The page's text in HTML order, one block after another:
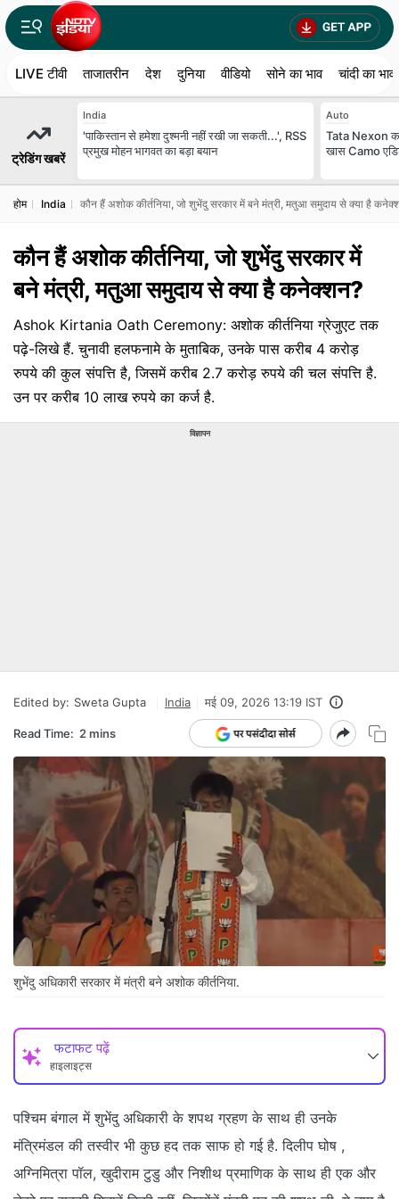
LIVE टीवी ताजातरीन देश दुनिया वीडियो सोने का भाव चांदी का भाव
ट्रेडिंग खबरें
India
'पाकिस्तान से हमेशा दुश्मनी नहीं रखी जा सकती...', RSS
प्रमुख मोहन भागवत का बड़ा बयान
Auto
Tata Nexon
खास Camo
होम India कौन हैं अशोक कीर्तनिया, जो शुभेंदु सरकार में बने मंत्री, मतुआ समुदाय से क्या है
कौन हैं अशोक कीर्तनिया, जो शुभेंदु सरकार में
बने मंत्री, मतुआ समुदाय से क्या है कनेक्शन?
Ashok Kirtania Oath Ceremony: अशोक कीर्तनिया ग्रेजुएट तक
पढ़े-लिखे हैं. चुनावी हलफनामे के मुताबिक, उनके पास करीब 4 करोड़
रुपये की कुल संपत्ति है, जिसमें करीब 2.7 करोड़ रुपये की चल संपत्ति है.
उन पर करीब 10 लाख रुपये का कर्ज है.
विज्ञापन
Edited by: Sweta Gupta India मई 09, 2026 13:19 IST
Read Time: 2 mins
शुभेंदु अधिकारी सरकार में मंत्री बने अशोक कीर्तनिया.
फटाफट पढ़ें
हाइलाइट्स
पश्चिम बंगाल में शुभेंदु अधिकारी के शपथ ग्रहण के साथ ही उनके
मंत्रिमंडल की तस्वीर भी कुछ हद तक साफ हो गई है. दिलीप घोष ,
अग्निमित्रा पॉल, खुदीराम टुडु और निशीथ प्रमाणिक के साथ ही एक और